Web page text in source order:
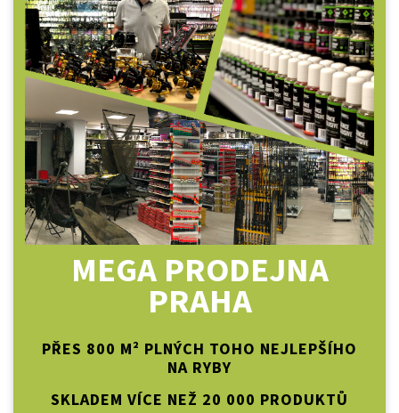
MEGA PRODEJNA
PRAHA
PŘES 800 M² PLNÝCH TOHO NEJLEPŠÍHO
NA RYBY
SKLADEM VÍCE NEŽ 20 000 PRODUKTŮ